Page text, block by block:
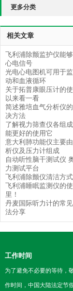
更多分类
相关文章
飞利浦除颤监护仪能
心电信号
光电心电图机可用于
动和血液循环
关于拓普康眼压计的
以来看一看
简述雅培血气分析仪
决方法
了解视力筛查仪各组
能更好的使用它
意大利肺功能仪主要
析仪及压力计组成
自动听性脑干测试仪
力测试平台
飞利浦除颤仪清洁方
飞利浦睡眠监测仪的
里！
丹麦国际听力计的常
法分享
工作时间
为了避免不必要的等待，
作时间，中国大陆法定节